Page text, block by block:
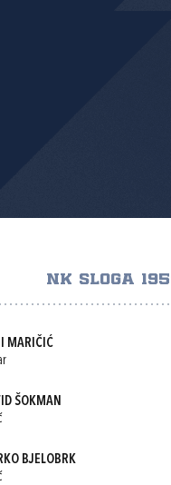
NK SLOGA
MARIČIĆ
ŠOKMAN
BJELOBRK